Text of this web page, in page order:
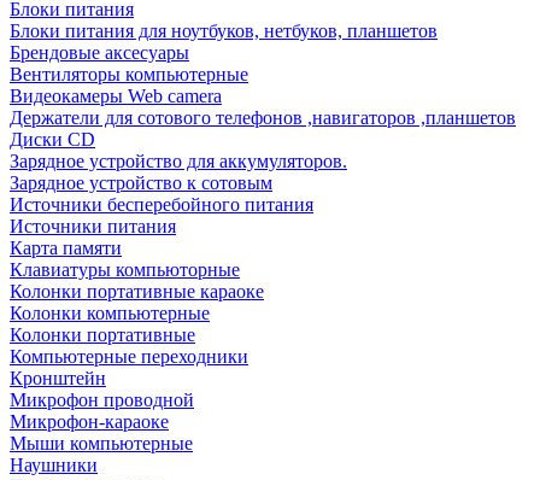
Блоки питания
Блоки питания для ноутбуков, нетбуков, планшетов
Брендовые аксесуары
Вентиляторы компьютерные
Видеокамеры Web camera
Держатели для сотового телефонов ,навигаторов ,планшетов
Диски CD
Зарядное устройство для аккумуляторов.
Зарядное устройство к сотовым
Источники бесперебойного питания
Источники питания
Карта памяти
Клавиатуры компьюторные
Колонки портативные караоке
Колонки компьютерные
Колонки портативные
Компьютерные переходники
Кронштейн
Микрофон проводной
Микрофон-караоке
Мыши компьютерные
Наушники